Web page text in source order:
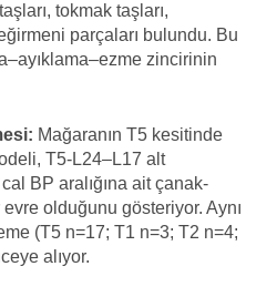
tokmak taşları,
parçaları bulundu. Bu
zincirinin
Mağaranın T5 kesitinde
T5-L24–L17 alt
BP aralığına ait çanak-
olduğunu gösteriyor. Aynı
(T5 n=17; T1 n=3; T2 n=4;
alıyor.